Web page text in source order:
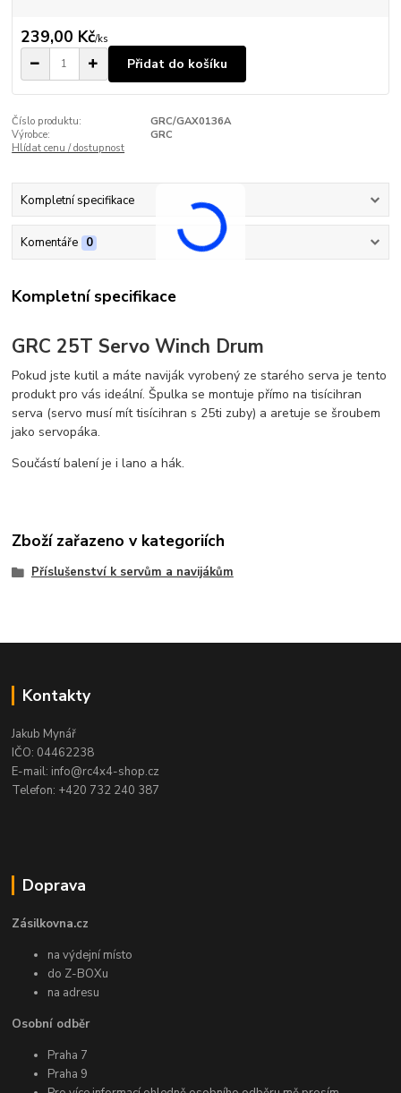
239,00 Kč/ks
Přidat do košíku
Číslo produktu:
GRC/GAX0136A
Výrobce:
GRC
Hlídat cenu / dostupnost
Kompletní specifikace
Komentáře 0
Kompletní specifikace
GRC 25T Servo Winch Drum
Pokud jste kutil a máte naviják vyrobený ze starého serva je tento
produkt pro vás ideální. Špulka se montuje přímo na tisícihran
serva (servo musí mít tisícihran s 25ti zuby) a aretuje se šroubem
jako servopáka.
Součástí balení je i lano a hák.
Zboží zařazeno v kategoriích
Příslušenství k servům a navijákům
Kontakty
Jakub Mynář
IČO: 04462238
E-mail: info@rc4x4-shop.cz
Telefon: +420 732 240 387
Doprava
Zásilkovna.cz
na výdejní místo
do Z-BOXu
na adresu
Osobní odběr
Praha 7
Praha 9